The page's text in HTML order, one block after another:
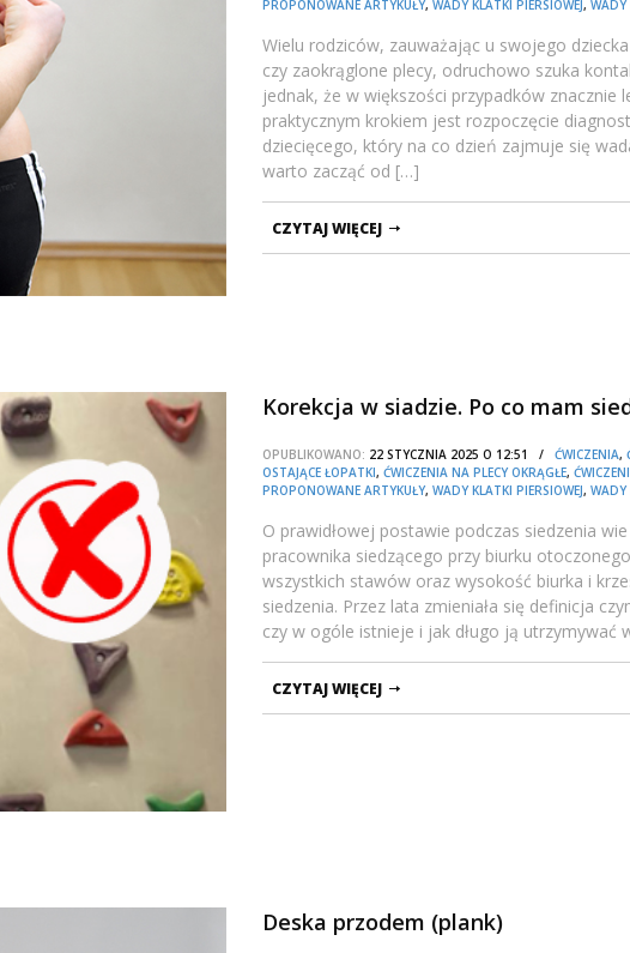
PROPONOWANE ARTYKUŁY, WADY KLATKI PIERSIOWEJ, WADY
Wielu rodziców, zauważając u swojego
czy zaokrąglone plecy, odruchowo szuka
jednak, że w większości przypadków znacznie
praktycznym krokiem jest rozpoczęcie
dziecięcego, który na co dzień zajmuje się
warto zacząć od […]
CZYTAJ WIĘCEJ
Korekcja w siadzie. Po co mam
OPUBLIKOWANO: 22 STYCZNIA 2025 O 12:51 / ĆWICZENIA,
OSTAJĄCE ŁOPATKI, ĆWICZENIA NA PLECY OKRĄGŁE,
PROPONOWANE ARTYKUŁY, WADY KLATKI PIERSIOWEJ, WADY
O prawidłowej postawie podczas siedzenia
pracownika siedzącego przy biurku
wszystkich stawów oraz wysokość biurka i
siedzenia. Przez lata zmieniała się definicja
czy w ogóle istnieje i jak długo ją utrzymywać
CZYTAJ WIĘCEJ
Deska przodem (plank)